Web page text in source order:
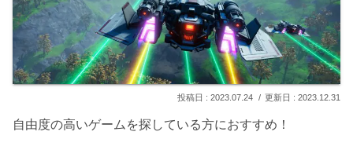
2023.07.24 2023.12.31
自由度の高いゲームを探している方におすすめ！